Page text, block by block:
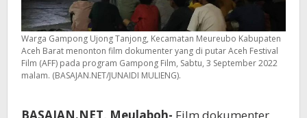
Warga Gampong Ujong Tanjong, Kecamatan Meureubo Kabupaten
Aceh Barat menonton film dokumenter yang di putar Aceh Festival
Film (AFF) pada program Gampong Film, Sabtu, 3 September 2022
malam. (BASAJAN.NET/JUNAIDI MULIENG).
BASAJAN.NET, Meulaboh- Film dokumenter